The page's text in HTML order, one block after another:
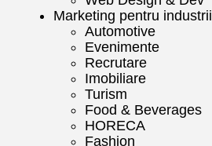
Marketing pentru industrii
Automotive
Evenimente
Recrutare
Imobiliare
Turism
Food & Beverages
HORECA
Fashion